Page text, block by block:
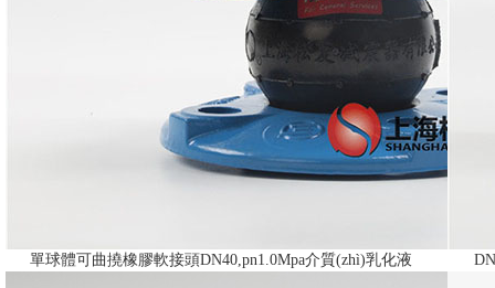
單球體可曲撓橡膠軟接頭DN40,pn1.0Mpa介質(zhì)乳化液